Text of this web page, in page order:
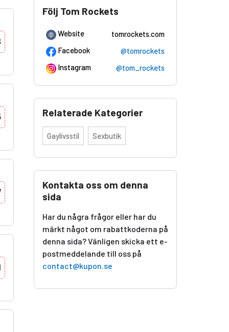
Följ Tom Rockets
Website
tomrockets.com
Facebook
@tomrockets
Instagram
@tom_rockets
Relaterade Kategorier
Gaylivsstil Sexbutik
Kontakta oss om denna
sida
Har du några frågor eller har du
märkt något om rabattkoderna på
denna sida? Vänligen skicka ett e-
postmeddelande till oss på
contact@kupon.se